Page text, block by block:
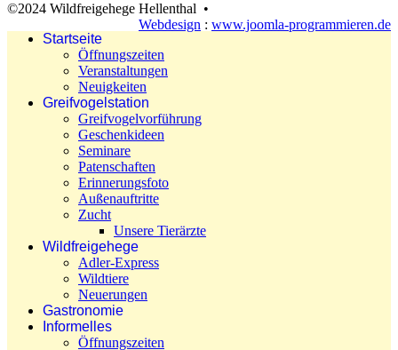
©2024 Wildfreigehege Hellenthal •
Webdesign : www.joomla-programmieren.de
Startseite
Öffnungszeiten
Veranstaltungen
Neuigkeiten
Greifvogelstation
Greifvogelvorführung
Geschenkideen
Seminare
Patenschaften
Erinnerungsfoto
Außenauftritte
Zucht
Unsere Tierärzte
Wildfreigehege
Adler-Express
Wildtiere
Neuerungen
Gastronomie
Informelles
Öffnungszeiten